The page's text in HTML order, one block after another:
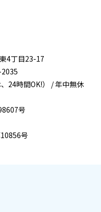
4丁目23-17
24時間OK!） / 年中無休
号
号